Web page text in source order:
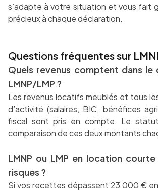
s’adapte à votre situation et vous fait
précieux à chaque déclaration.
Questions fréquentes sur
Quels revenus comptent dans le
LMNP/LMP ?
Les revenus locatifs meublés et tous
d’activité (salaires, BIC, bénéfices
fiscal sont pris en compte. Le
comparaison de ces deux montants
LMNP ou LMP en location
risques ?
Si vos recettes dépassent 23 000 €